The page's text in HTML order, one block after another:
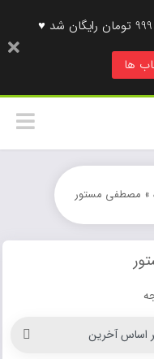
ها
مصطفی مستور